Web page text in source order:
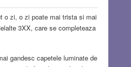
o zi, o zi poate mai trista si mai
3XX, care se completeaza
gandesc capetele luminate de